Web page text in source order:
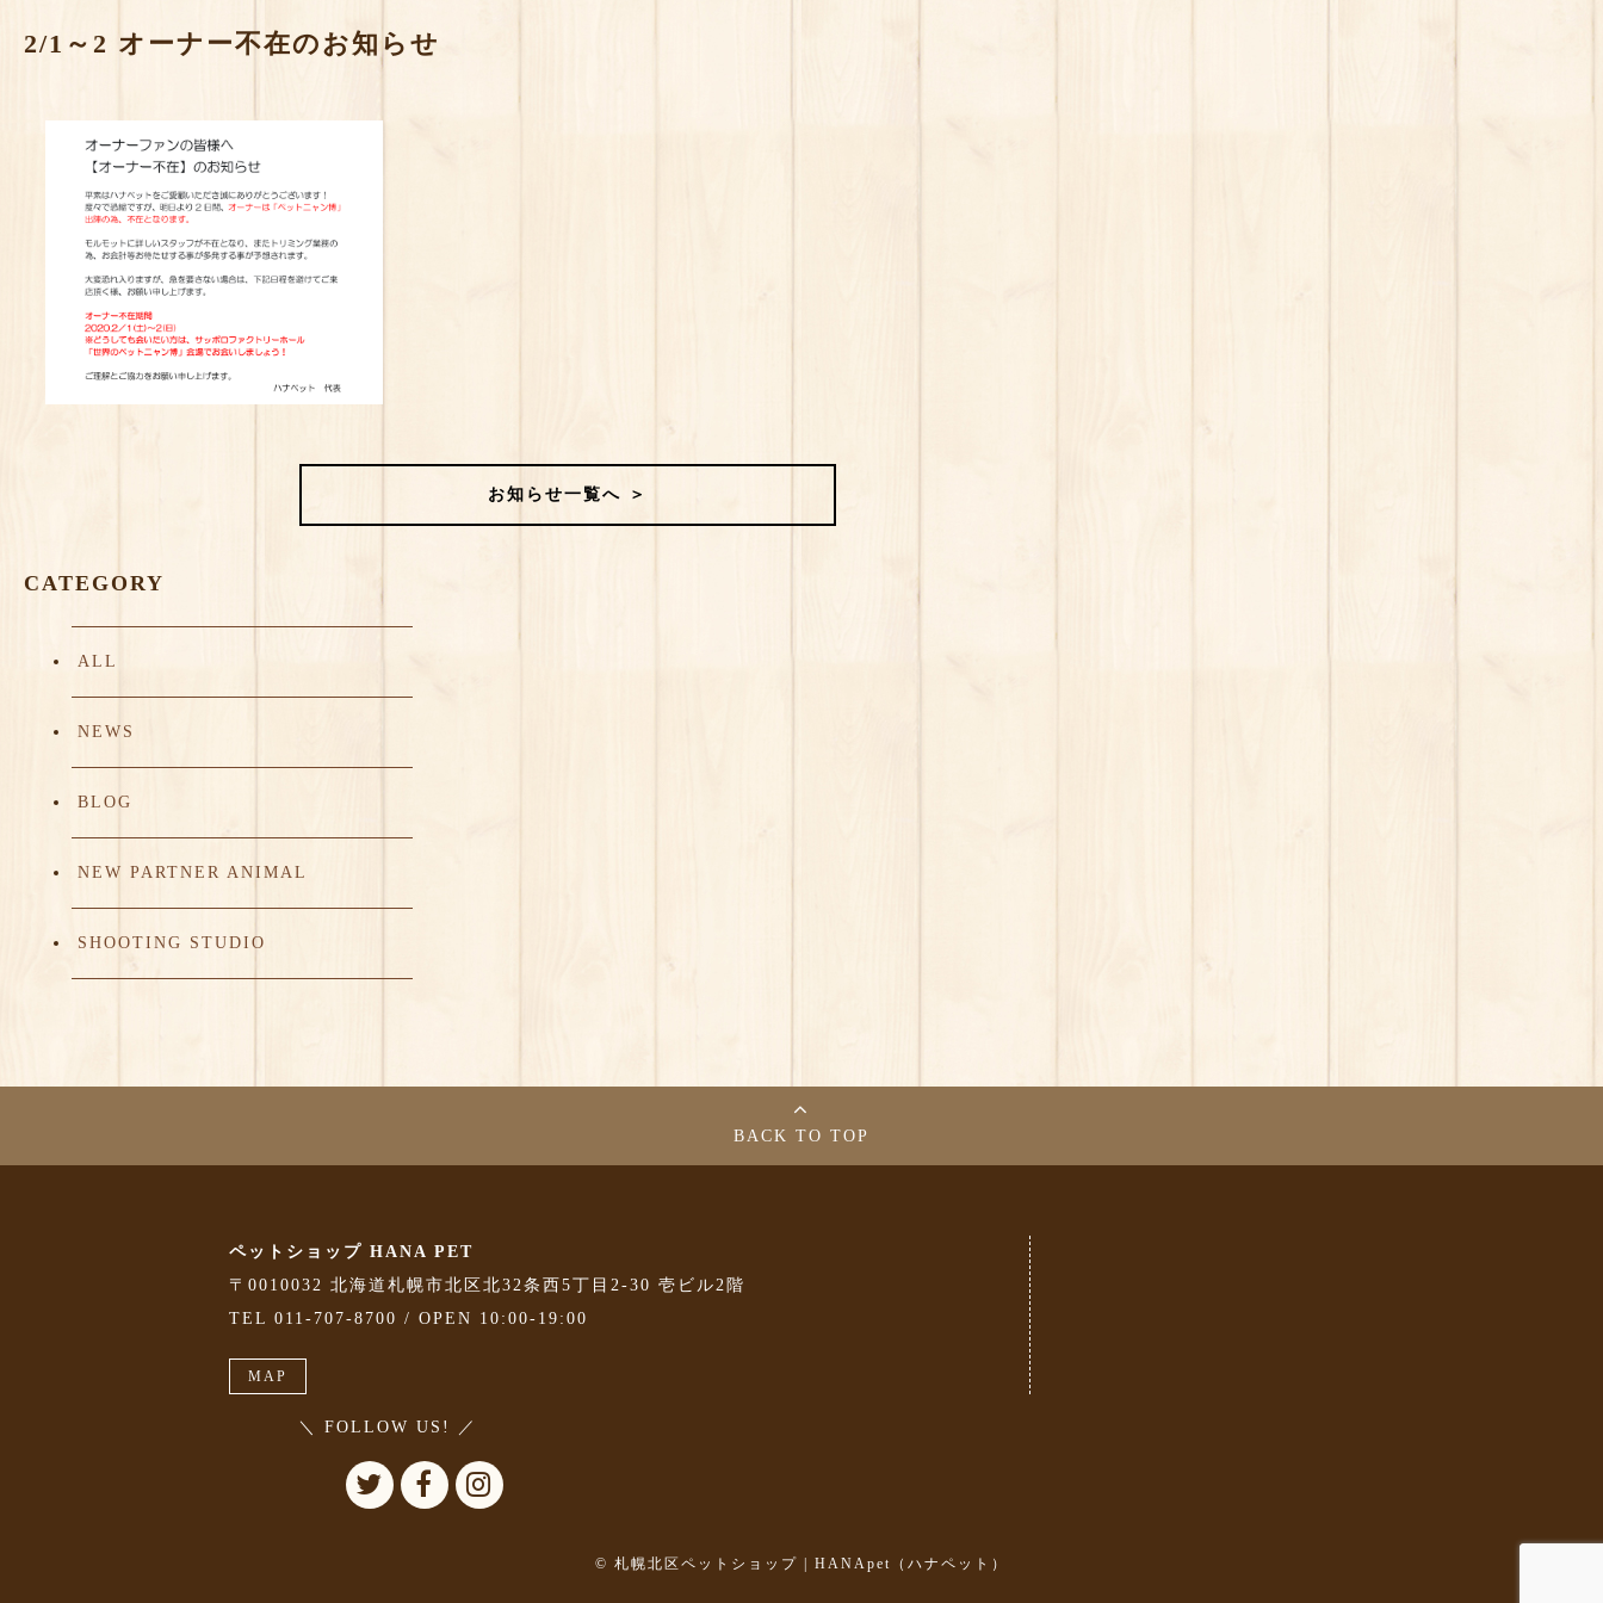
2/1～2 オーナー不在のお知らせ
お知らせ一覧へ ＞
CATEGORY
ALL
NEWS
BLOG
NEW PARTNER ANIMAL
SHOOTING STUDIO
BACK TO TOP
ペットショップ HANA PET
〒0010032 北海道札幌市北区北32条西5丁目2-30 壱ビル2階
TEL 011-707-8700 / OPEN 10:00-19:00
MAP
＼ FOLLOW US! ／
© 札幌北区ペットショップ | HANApet（ハナペット）